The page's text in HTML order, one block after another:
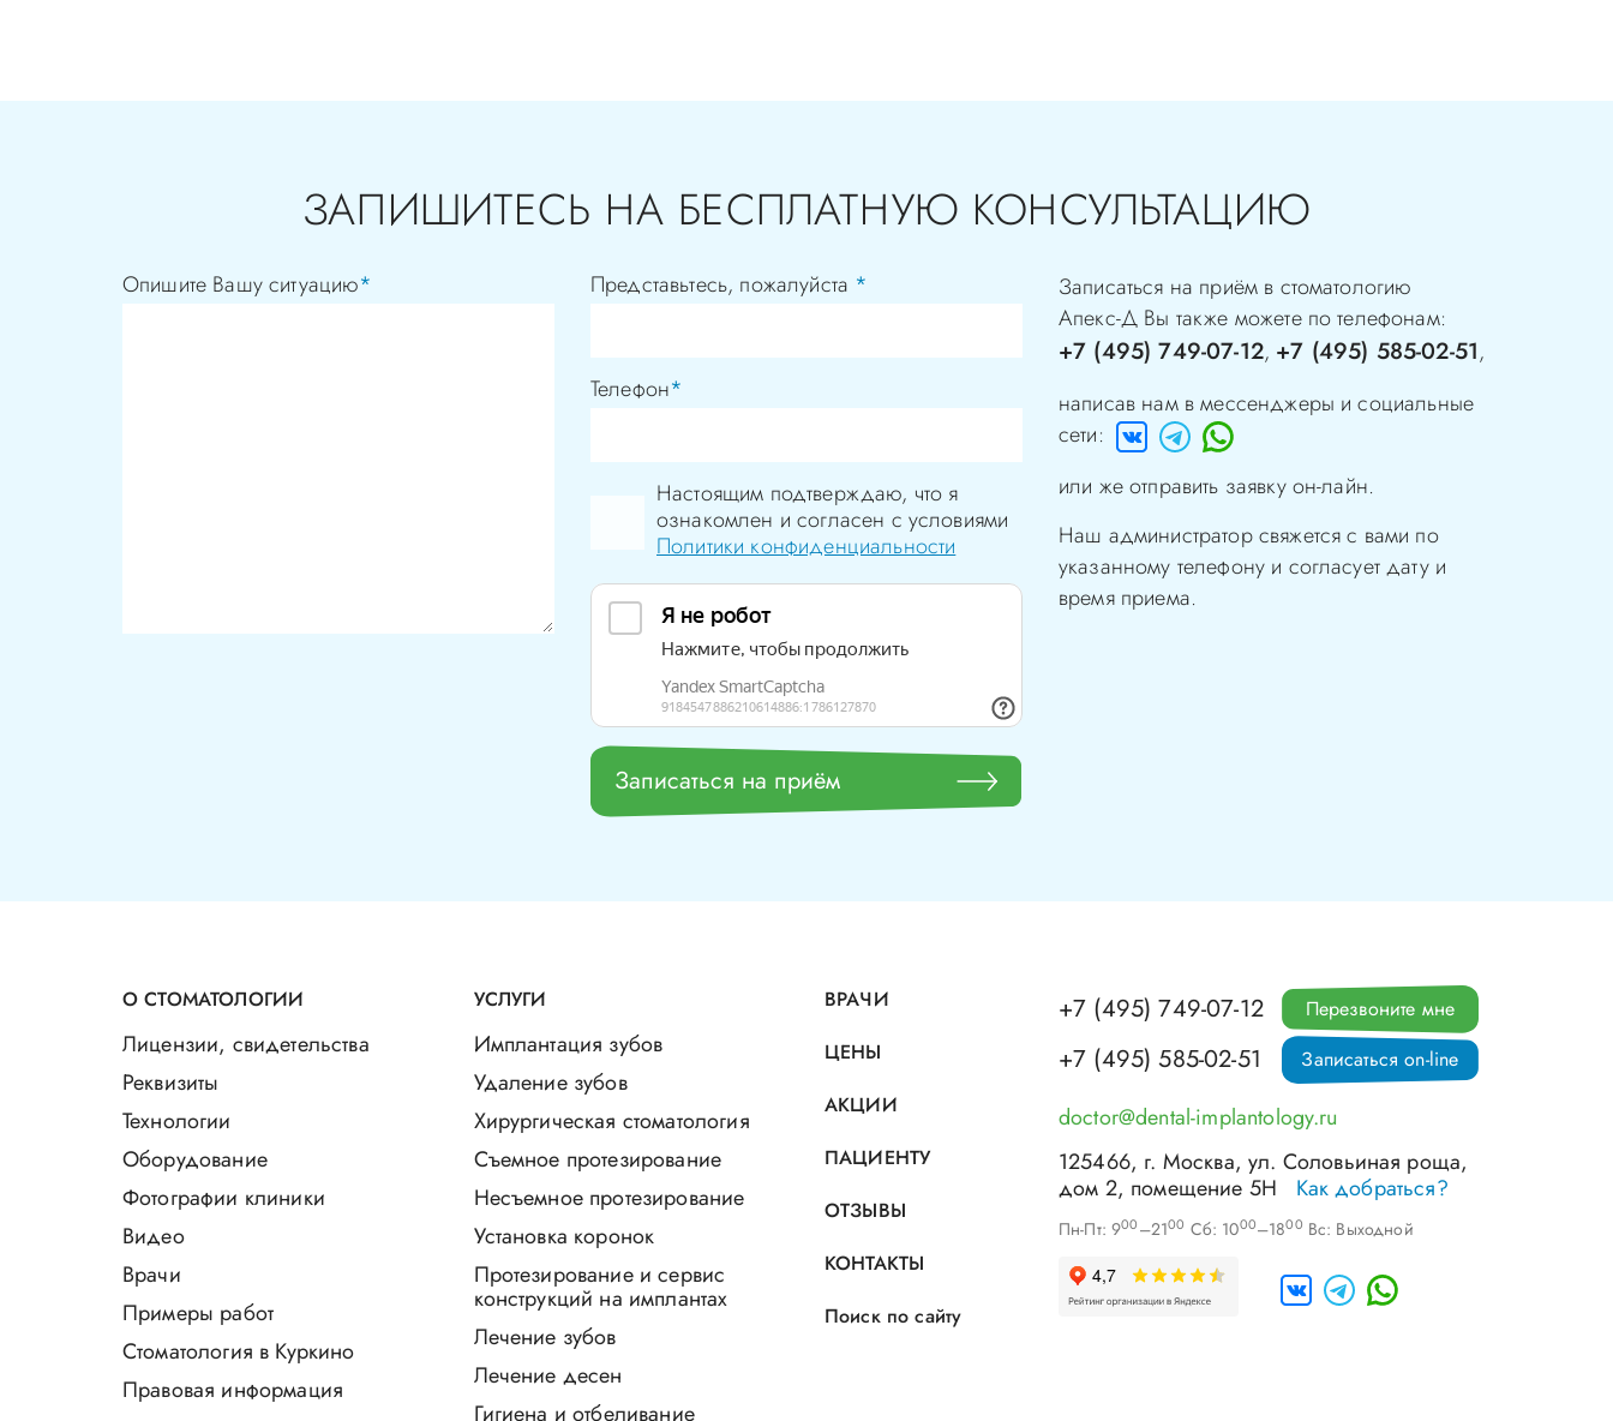
ЗАПИШИТЕСЬ НА БЕСПЛАТНУЮ КОНСУЛЬТАЦИЮ
Представьтесь, пожалуйста *
Телефон*
Опишите Вашу ситуацию*
Настоящим подтверждаю, что я
ознакомлен и согласен с условиями
Политики конфиденциальности
Записаться на приём
Записаться на приём в стоматологию
Апекс-Д Вы также можете по телефонам:
+7 (495) 749-07-12, +7 (495) 585-02-51,
написав нам в мессенджеры и социальные
сети:
или же отправить заявку он-лайн.
Наш администратор свяжется с вами по
указанному телефону и согласует дату и
время приема.
О СТОМАТОЛОГИИ
Лицензии, свидетельства
Реквизиты
Технологии
Оборудование
Фотографии клиники
Видео
Врачи
Примеры работ
Стоматология в Куркино
Правовая информация
УСЛУГИ
Имплантация зубов
Удаление зубов
Хирургическая стоматология
Съемное протезирование
Несъемное протезирование
Установка коронок
Протезирование и сервис
конструкций на имплантах
Лечение зубов
Лечение десен
Гигиена и отбеливание
ВРАЧИ
ЦЕНЫ
АКЦИИ
ПАЦИЕНТУ
ОТЗЫВЫ
КОНТАКТЫ
Поиск по сайту
+7 (495) 749-07-12
+7 (495) 585-02-51
Перезвоните мне
Записаться on-line
doctor@dental-implantology.ru
125466, г. Москва,ул. Соловьиная роща,
дом 2, помещение 5Н
Как добраться?
Пн-Пт: 900 –2100 Сб: 1000–1800 Вс: Выходной